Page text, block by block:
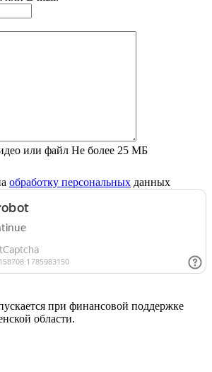
или файл Не более 25 МБ
обработку персональных данных
при финансовой поддержке
области.